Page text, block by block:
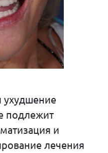
ухудшение
подлежит
и
лечения